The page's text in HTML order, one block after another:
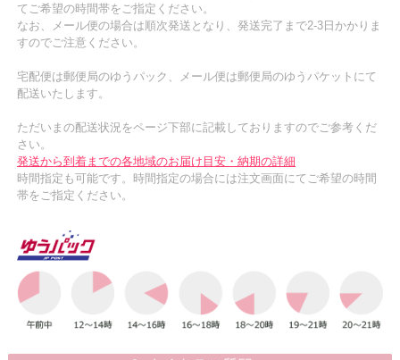
てご希望の時間帯をご指定ください。
なお、メール便の場合は順次発送となり、発送完了まで2-3日かかりま
すのでご注意ください。
宅配便は郵便局のゆうパック、メール便は郵便局のゆうパケットにて
配送いたします。
ただいまの配送状況をページ下部に記載しておりますのでご参考くだ
さい。
発送から到着までの各地域のお届け目安・納期の詳細
時間指定も可能です。時間指定の場合には注文画面にてご希望の時間
帯をご指定ください。